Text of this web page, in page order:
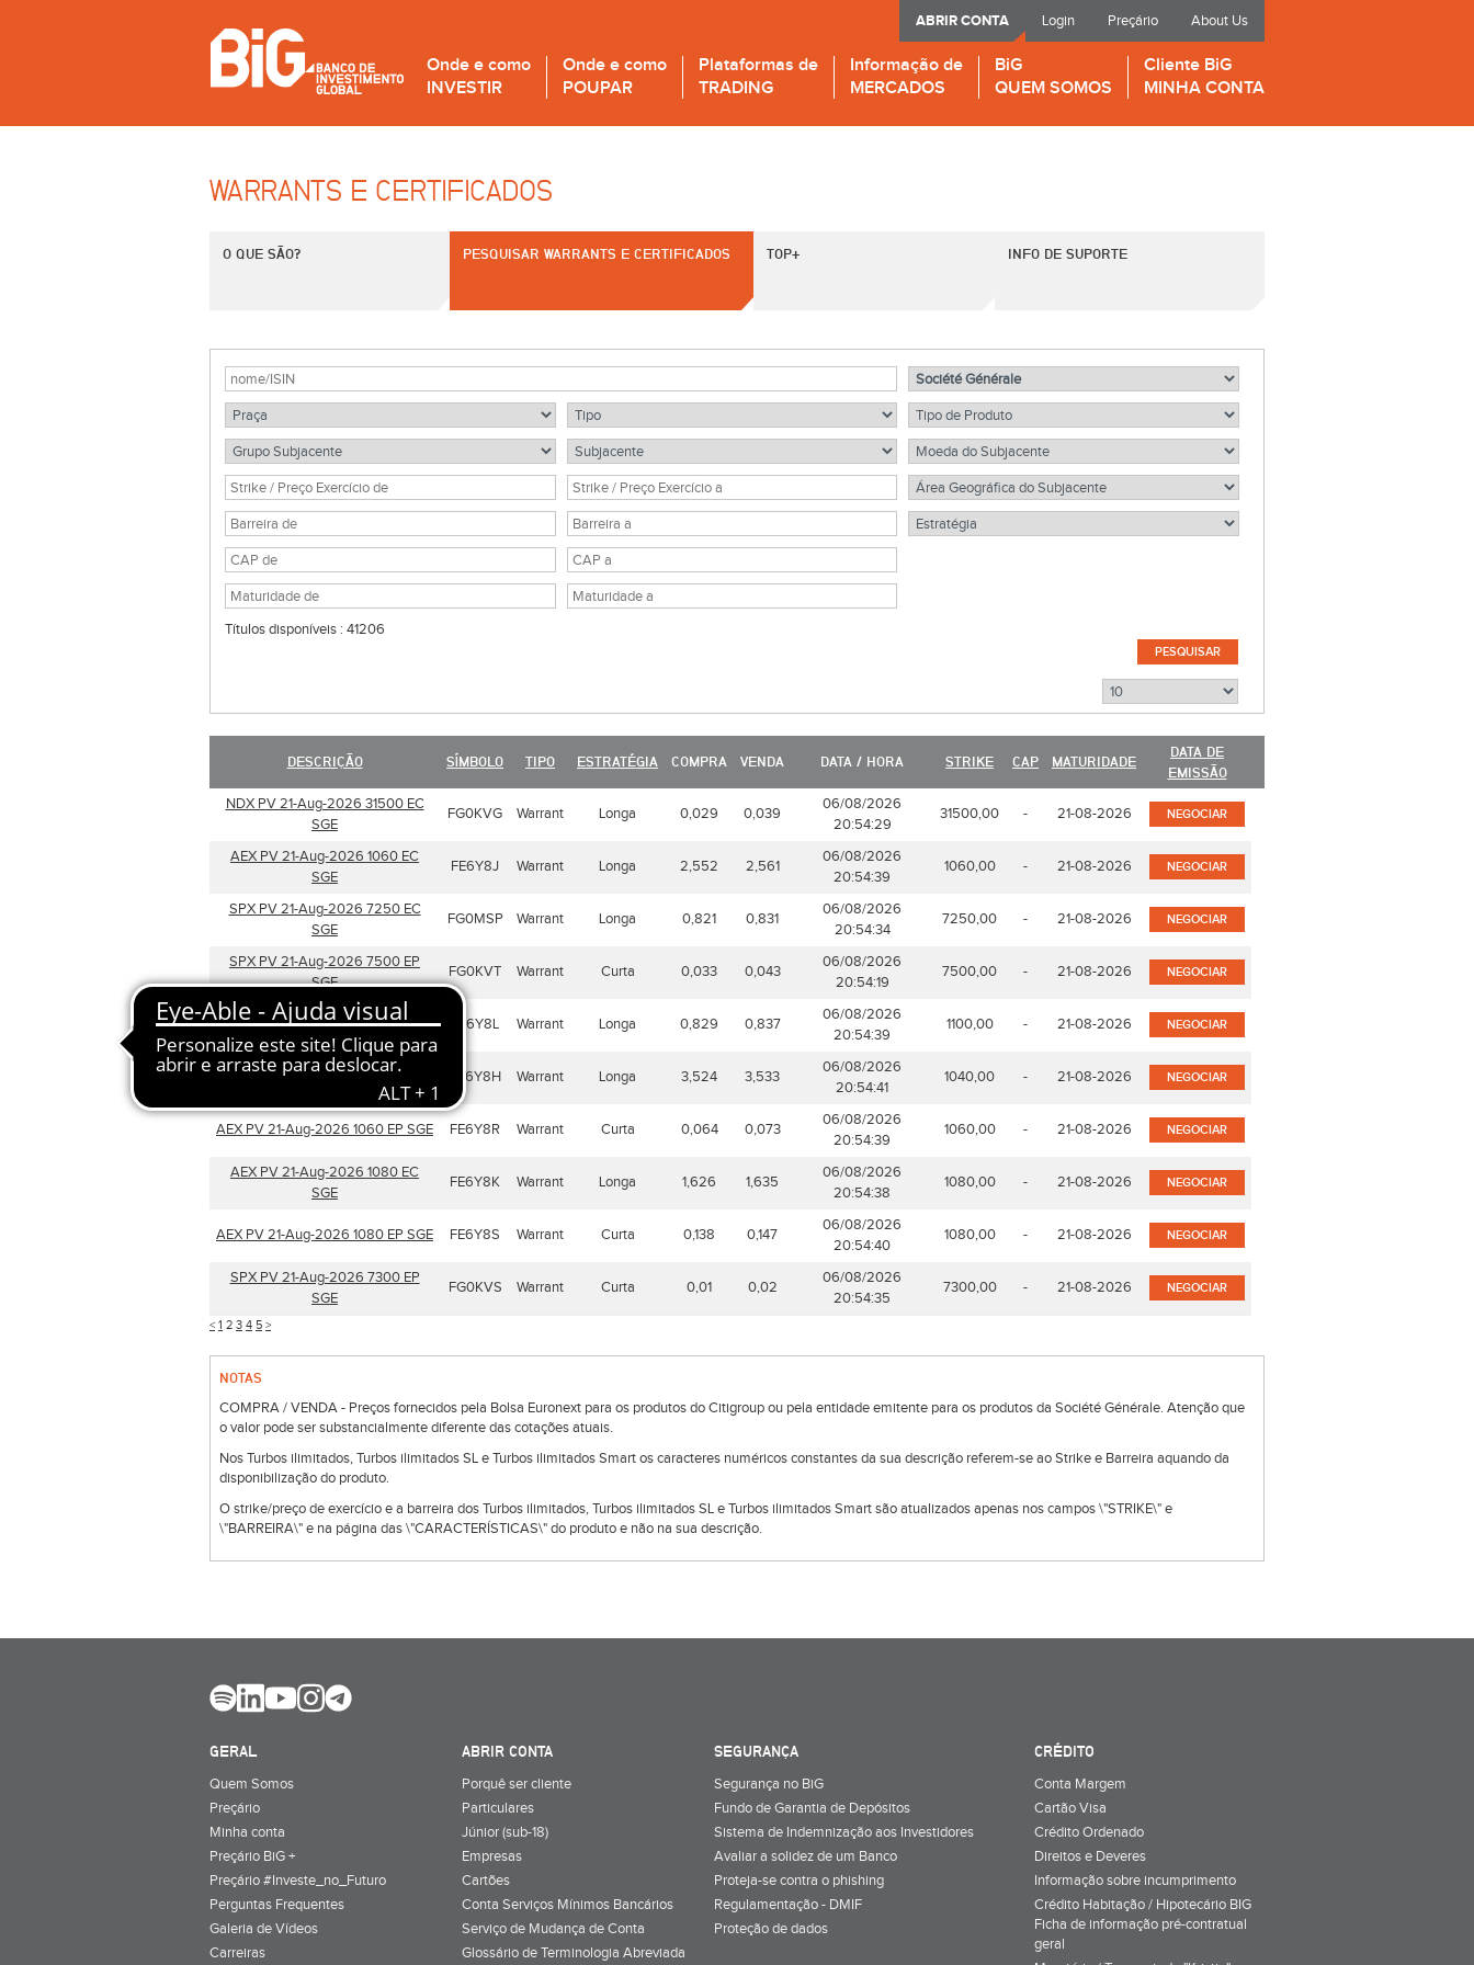
Login Preçário About Us
ABRIR CONTA
Onde e como
INVESTIR
Onde e como
POUPAR
Plataformas de
TRADING
Informação de
MERCADOS
BiG
QUEM SOMOS
Cliente BiG
MINHA CONTA
WARRANTS E CERTIFICADOS
O QUE SÃO? PESQUISAR WARRANTS E CERTIFICADOS TOP+ INFO DE SUPORTE
Títulos disponíveis : 41206
DESCRIÇÃO SÍMBOLO TIPO ESTRATÉGIA COMPRA VENDA DATA / HORA STRIKE CAP MATURIDADE
DATA DE
EMISSÃO
NDX PV 21-Aug-2026 31500 EC
SGE
FG0KVG Warrant Longa 0,029 0,039
06/08/2026
20:54:29
31500,00 - 21-08-2026 NEGOCIAR
AEX PV 21-Aug-2026 1060 EC
SGE
FE6Y8J Warrant Longa 2,552 2,561
06/08/2026
20:54:39
1060,00 - 21-08-2026 NEGOCIAR
SPX PV 21-Aug-2026 7250 EC
SGE
FG0MSP Warrant Longa 0,821 0,831
06/08/2026
20:54:34
7250,00 - 21-08-2026 NEGOCIAR
SPX PV 21-Aug-2026 7500 EP
SGE
FG0KVT Warrant Curta 0,033 0,043
06/08/2026
20:54:19
7500,00 - 21-08-2026 NEGOCIAR
AEX PV 21-Aug-2026 1100 EC SGE FE6Y8L Warrant Longa 0,829 0,837
06/08/2026
20:54:39
1100,00 - 21-08-2026 NEGOCIAR
AEX PV 21-Aug-2026 1040 EC SGE FE6Y8H Warrant Longa 3,524 3,533
06/08/2026
20:54:41
1040,00 - 21-08-2026 NEGOCIAR
AEX PV 21-Aug-2026 1060 EP SGE FE6Y8R Warrant Curta 0,064 0,073
06/08/2026
20:54:39
1060,00 - 21-08-2026 NEGOCIAR
AEX PV 21-Aug-2026 1080 EC
SGE
FE6Y8K Warrant Longa 1,626 1,635
06/08/2026
20:54:38
1080,00 - 21-08-2026 NEGOCIAR
AEX PV 21-Aug-2026 1080 EP SGE FE6Y8S Warrant Curta 0,138 0,147
06/08/2026
20:54:40
1080,00 - 21-08-2026 NEGOCIAR
SPX PV 21-Aug-2026 7300 EP
SGE
FG0KVS Warrant Curta 0,01 0,02
06/08/2026
20:54:35
7300,00 - 21-08-2026 NEGOCIAR
< 1 2 3 4 5 >
NOTAS
COMPRA / VENDA - Preços fornecidos pela Bolsa Euronext para os produtos do Citigroup ou pela entidade emitente para os produtos da Société Générale. Atenção que
o valor pode ser substancialmente diferente das cotações atuais.
Nos Turbos ilimitados, Turbos ilimitados SL e Turbos ilimitados Smart os caracteres numéricos constantes da sua descrição referem-se ao Strike e Barreira aquando da
disponibilização do produto.
O strike/preço de exercício e a barreira dos Turbos ilimitados, Turbos ilimitados SL e Turbos ilimitados Smart são atualizados apenas nos campos \"STRIKE\" e
\"BARREIRA\" e na página das \"CARACTERÍSTICAS\" do produto e não na sua descrição.
GERAL
Quem Somos
Preçário
Minha conta
Preçário BiG +
Preçário #Investe_no_Futuro
Perguntas Frequentes
Galeria de Vídeos
Carreiras
ABRIR CONTA
Porquê ser cliente
Particulares
Júnior (sub-18)
Empresas
Cartões
Conta Serviços Mínimos Bancários
Serviço de Mudança de Conta
Glossário de Terminologia Abreviada
SEGURANÇA
Segurança no BiG
Fundo de Garantia de Depósitos
Sistema de Indemnização aos Investidores
Avaliar a solidez de um Banco
Proteja-se contra o phishing
Regulamentação - DMIF
Proteção de dados
CRÉDITO
Conta Margem
Cartão Visa
Crédito Ordenado
Direitos e Deveres
Informação sobre incumprimento
Crédito Habitação / Hipotecário BIG
Ficha de informação pré-contratual
geral